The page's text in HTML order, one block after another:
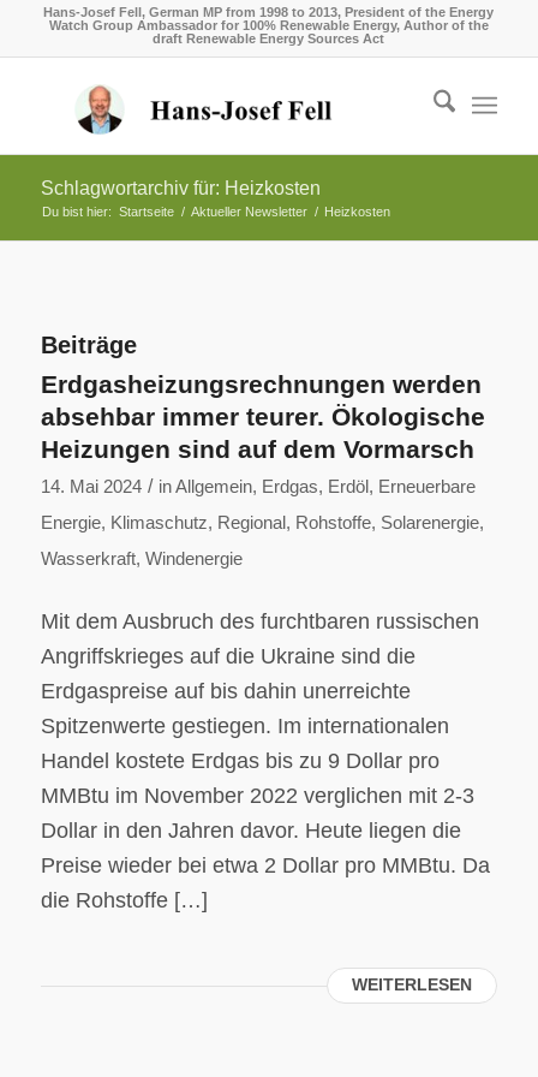
Hans-Josef Fell, German MP from 1998 to 2013, President of the Energy
Watch Group Ambassador for 100% Renewable Energy, Author of the
draft Renewable Energy Sources Act
Schlagwortarchiv für: Heizkosten
Du bist hier: Startseite / Aktueller Newsletter / Heizkosten
Beiträge
Erdgasheizungsrechnungen werden
absehbar immer teurer. Ökologische
Heizungen sind auf dem Vormarsch
14. Mai 2024 / inAllgemein, Erdgas, Erdöl , Erneuerbare
Energie, Klimaschutz, Regional , Rohstoffe, Solarenergie,
Wasserkraft, Windenergie
Mit dem Ausbruch des furchtbaren russischen
Angriffskrieges auf die Ukraine sind die
Erdgaspreise auf bis dahin unerreichte
Spitzenwerte gestiegen. Im internationalen
Handel kostete Erdgas bis zu 9 Dollar pro
MMBtu im November 2022 verglichen mit 2-3
Dollar in den Jahren davor. Heute liegen die
Preise wieder bei etwa 2 Dollar pro MMBtu. Da
die Rohstoffe […]
WEITERLESEN